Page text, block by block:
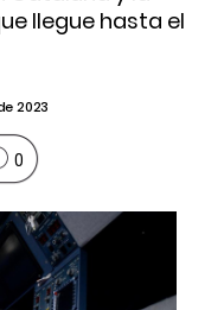
llegue hasta el
2023
0